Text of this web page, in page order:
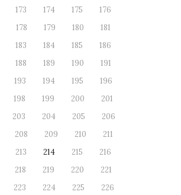
173 174 175
176
178 179 180
181
183 184 185
186
188 189 190
191
193 194 195
196
198 199 200
201
203 204 205
206
208 209 210
211
213 214 215
216
218 219 220
221
223 224 225
226